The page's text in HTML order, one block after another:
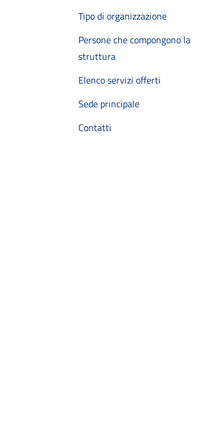
Tipo di organizzazione
Persone che compongono la
struttura
Elenco servizi offerti
Sede principale
Contatti